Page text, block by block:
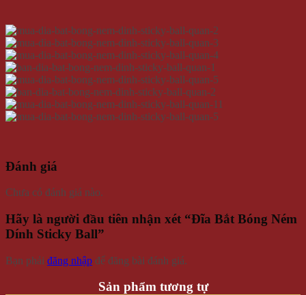
Đánh giá
Chưa có đánh giá nào.
Hãy là người đầu tiên nhận xét “Đĩa Bắt Bóng Ném
Dính Sticky Ball”
Bạn phải đăng nhập để đăng bài đánh giá.
Sản phẩm tương tự